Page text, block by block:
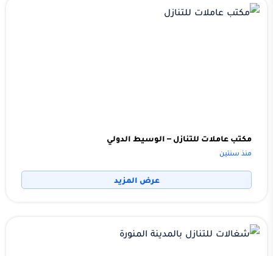
مكتب عاملات للتنازل – الوسيط الدولي
منذ سنتين
عرض المزيد